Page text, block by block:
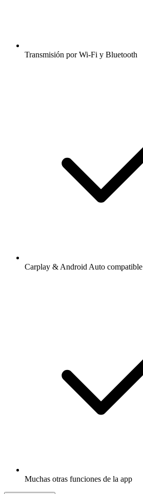
Transmisión por Wi-Fi y Bluetooth
Carplay & Android Auto compatible
Muchas otras funciones de la app